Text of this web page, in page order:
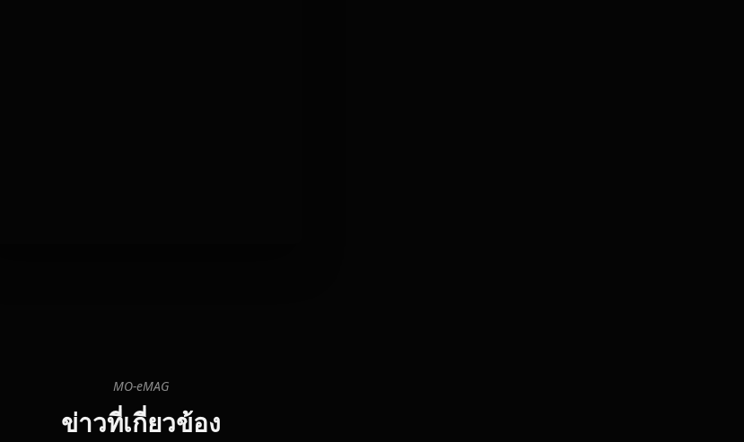
MO-eMAG
ข่าวที่เกี่ยวข้อง